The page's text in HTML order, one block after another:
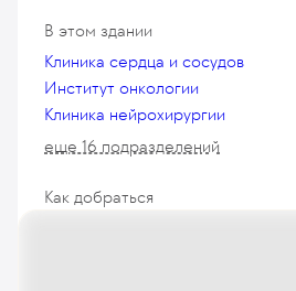
В этом здании
Клиника сердца и сосудов
Институт онкологии
Клиника нейрохирургии
еще 16 подразделений
Как добраться